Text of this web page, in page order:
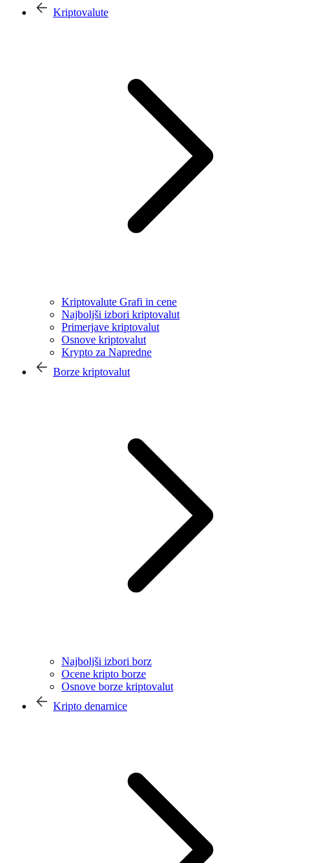
Kriptovalute
Kriptovalute Grafi in cene
Najboljši izbori kriptovalut
Primerjave kriptovalut
Osnove kriptovalut
Krypto za Napredne
Borze kriptovalut
Najboljši izbori borz
Ocene kripto borze
Osnove borze kriptovalut
Kripto denarnice